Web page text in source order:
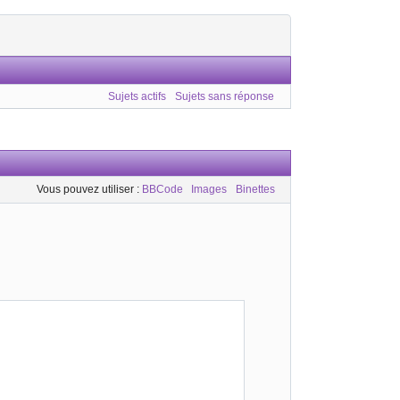
Sujets actifs Sujets sans réponse
Vous pouvez utiliser : BBCode Images Binettes